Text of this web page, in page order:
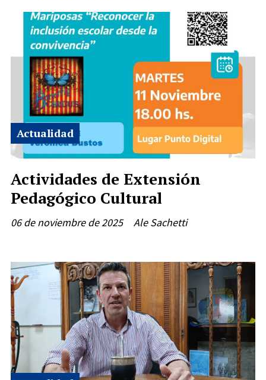
Actividades de Extensión
Pedagógico Cultural
Ale Sachetti
Actualidad
06 de noviembre de 2025